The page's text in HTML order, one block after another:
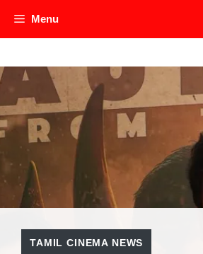
Menu
TAMIL CINEMA NEWS